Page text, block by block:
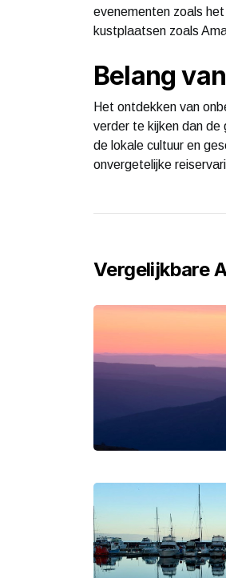
evenementen zoals
kustplaatsen zoals
Belang
Het ontdekken van
verder te kijken dan de
de lokale cultuur en
onvergetelijke
Vergelijkbare